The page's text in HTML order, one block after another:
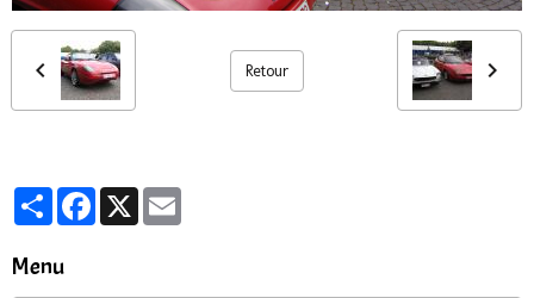
Retour
PartagerFacebook
X
Menu